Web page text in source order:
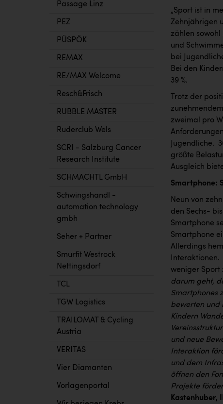
Passage Linz
PEZ
PÜSPÖK
REMAX
RE/MAX Welcome
Resch&Frisch
RUBBLE MASTER
Ruderclub Wels
SCRI - Salzburg Cancer
Research Institute
SCHMACHTL GmbH
Schwingshandl -
automation technology
gmbh
Seher + Partner
Smurfit Westrock
Nettingsdorf
TCL
TGW Logistics
TRAILOMAT & Cycling
Austria
VERITAS
Vier Diamanten
Vorlagenportal
„Sport ist in
Zehnjährigen
zählen
und
bei
Bei den
39 %.
Trotz der
zweimal pro
Jugendliche.
größte
Ausgleich
Smartphone:
Neun von
den Sechs-
Smartphone
Smartphone
Allerdings
weniger Sport
darum geht,
Smartphones
bewerten und
Kindern
und neue
Interaktion
und dem
öffnen den
Projekte
Kastenhuber,